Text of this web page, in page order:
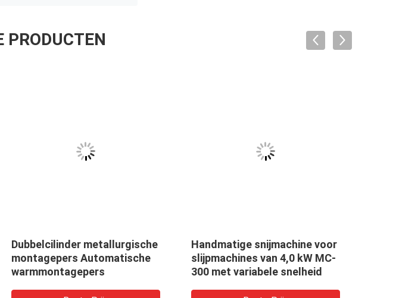
PRODUCTEN
Dubbelcilinder metallurgische
montagepers Automatische
warmmontagepers
Handmatige snijmachine voor
slijpmachines van 4,0 kW MC-
300 met variabele snelheid